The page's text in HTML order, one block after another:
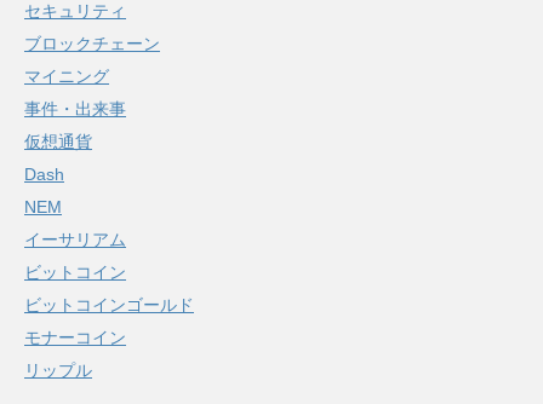
セキュリティ
ブロックチェーン
マイニング
事件・出来事
仮想通貨
Dash
NEM
イーサリアム
ビットコイン
ビットコインゴールド
モナーコイン
リップル